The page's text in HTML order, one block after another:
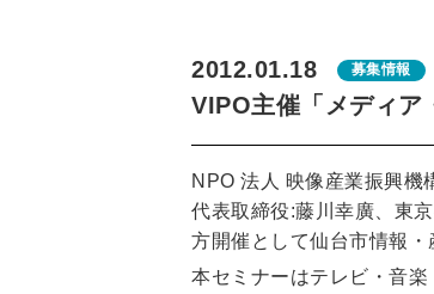
2012.01.18 募集情報
VIPO主催「メディア
NPO 法人 映像産業振興機
代表取締役:藤川幸廣、東
方開催として仙台市情報
本セミナーはテレビ・音